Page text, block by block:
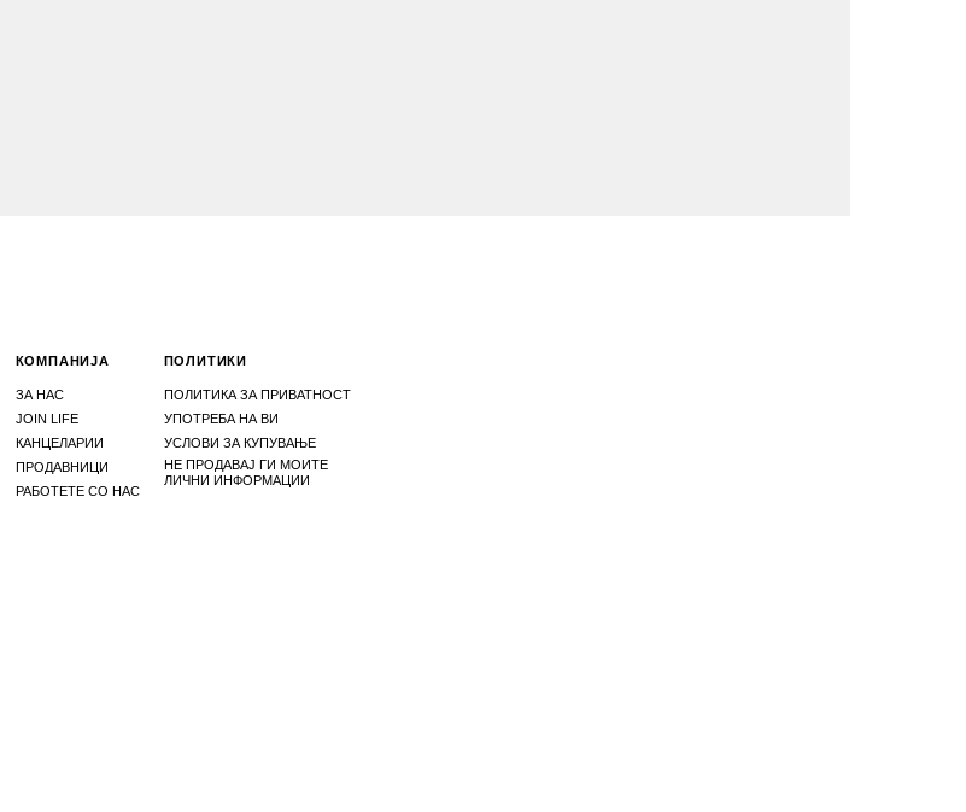
КОМПАНИЈА
ЗА НАС
JOIN LIFE
КАНЦЕЛАРИИ
ПРОДАВНИЦИ
РАБОТЕТЕ СО НАС
ПОЛИТИКИ
ПОЛИТИКА ЗА ПРИВАТНОСТ
УПОТРЕБА НА ВИ
УСЛОВИ ЗА КУПУВАЊЕ
НЕ ПРОДАВАЈ ГИ МОИТЕ
ЛИЧНИ ИНФОРМАЦИИ